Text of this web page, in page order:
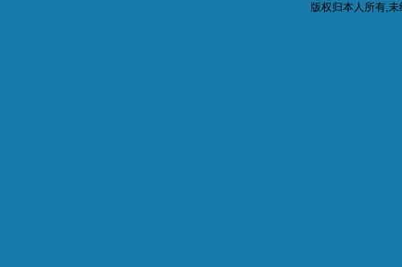
版权归本人所有,